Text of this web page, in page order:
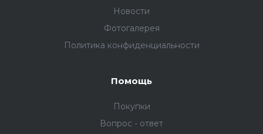
Новости
Фотогалерея
Политика конфиденциальности
Помощь
Покупки
Вопрос - ответ